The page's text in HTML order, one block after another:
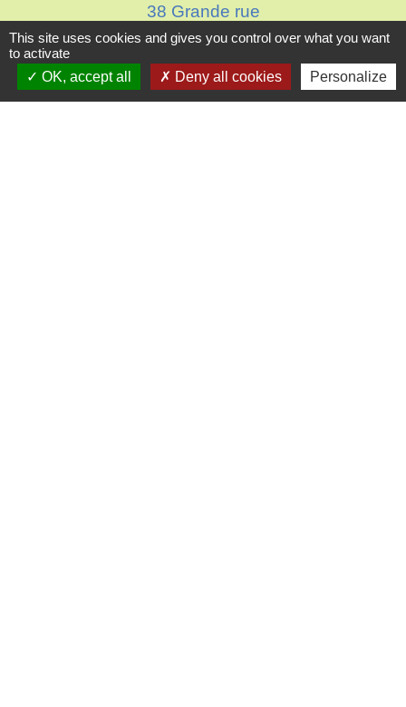
38 Grande rue
60510 Rémérangles - FRANCE
+33 3 44 78 02 11
Contact par formulaire
This site uses cookies and gives you control over what you want
to activate
OK, accept all
Deny all cookies Personalize